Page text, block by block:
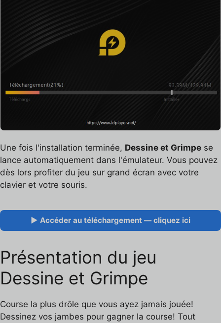
Une fois l'installation terminée, Dessine et Grimpe se
lance automatiquement dans l'émulateur. Vous pouvez
dès lors profiter du jeu sur grand écran avec votre
clavier et votre souris.
▶ Accéder au téléchargement — cliquez ici
Présentation du jeu
Dessine et Grimpe
Course la plus drôle que vous ayez jamais jouée!
Dessinez vos jambes pour gagner la course! Tout